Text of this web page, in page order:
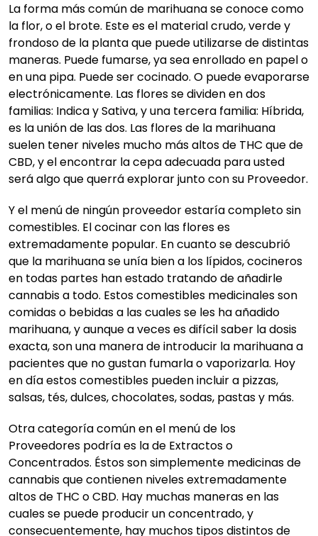
La forma más común de marihuana se conoce como
la flor, o el brote. Este es el material crudo, verde y
frondoso de la planta que puede utilizarse de distintas
maneras. Puede fumarse, ya sea enrollado en papel o
en una pipa. Puede ser cocinado. O puede evaporarse
electrónicamente. Las flores se dividen en dos
familias: Indica y Sativa, y una tercera familia: Híbrida,
es la unión de las dos. Las flores de la marihuana
suelen tener niveles mucho más altos de THC que de
CBD, y el encontrar la cepa adecuada para usted
será algo que querrá explorar junto con su Proveedor.
Y el menú de ningún proveedor estaría completo sin
comestibles. El cocinar con las flores es
extremadamente popular. En cuanto se descubrió
que la marihuana se unía bien a los lípidos, cocineros
en todas partes han estado tratando de añadirle
cannabis a todo. Estos comestibles medicinales son
comidas o bebidas a las cuales se les ha añadido
marihuana, y aunque a veces es difícil saber la dosis
exacta, son una manera de introducir la marihuana a
pacientes que no gustan fumarla o vaporizarla. Hoy
en día estos comestibles pueden incluir a pizzas,
salsas, tés, dulces, chocolates, sodas, pastas y más.
Otra categoría común en el menú de los
Proveedores podría es la de Extractos o
Concentrados. Éstos son simplemente medicinas de
cannabis que contienen niveles extremadamente
altos de THC o CBD. Hay muchas maneras en las
cuales se puede producir un concentrado, y
consecuentemente, hay muchos tipos distintos de